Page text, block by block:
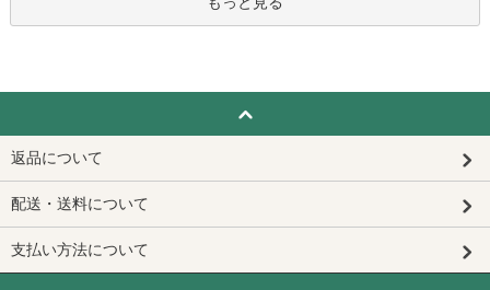
返品について
配送・送料について
支払い方法について